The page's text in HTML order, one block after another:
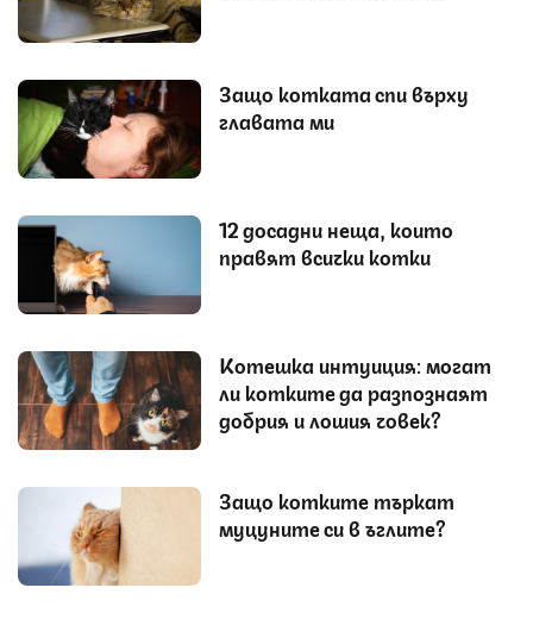
Защо котката спи върху
главата ми
12 досадни неща, които
правят всички котки
Котешка интуиция: могат
ли котките да разпознаят
добрия и лошия човек?
Защо котките търкат
муцуните си в ъглите?